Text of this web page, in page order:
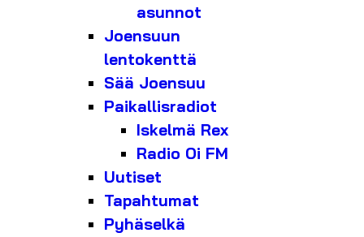
asunnot
Joensuun
lentokenttä
Sää Joensuu
Paikallisradiot
Iskelmä Rex
Radio Oi FM
Uutiset
Tapahtumat
Pyhäselkä